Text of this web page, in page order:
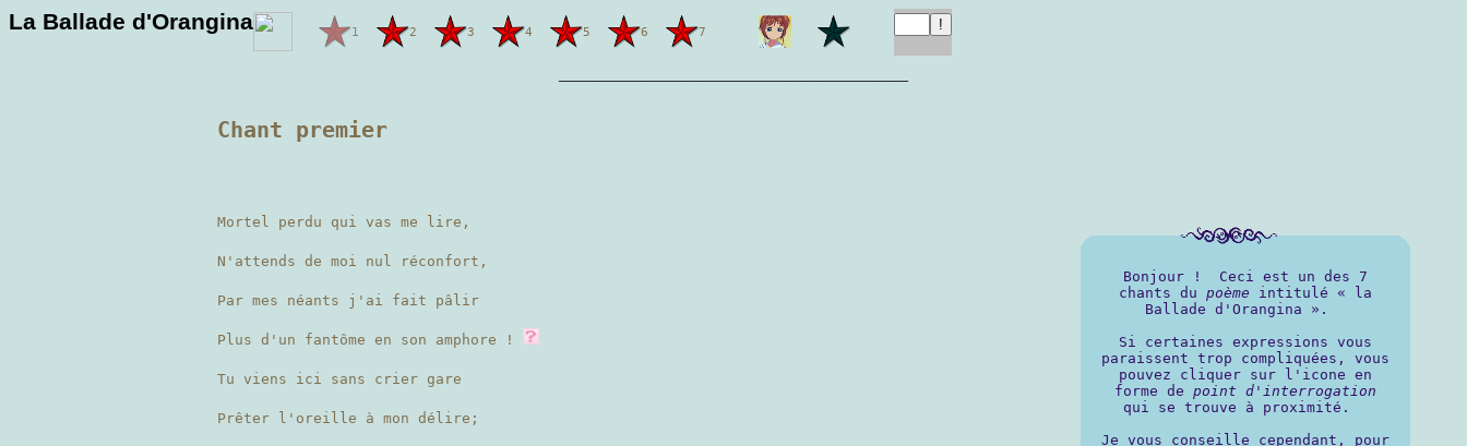
Bonjour ! Ceci est un des 7
chants du poème intitulé « la
Ballade d'Orangina ».
Si certaines expressions vous
paraissent trop compliquées, vous
pouvez cliquer sur l'icone en
forme de point d'interrogation
qui se trouve à proximité.
Je vous conseille cependant, pour
La Ballade d'Orangina 1 2 3 4 5 6 7
————————————————————
Chant premier
Mortel perdu qui vas me lire,
N'attends de moi nul réconfort,
Par mes néants j'ai fait pâlir
Plus d'un fantôme en son amphore !
Tu viens ici sans crier gare
Prêter l'oreille à mon délire;